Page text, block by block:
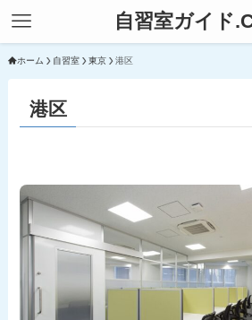
自習室ガイド
ホーム 自習室 東京 港区
港区